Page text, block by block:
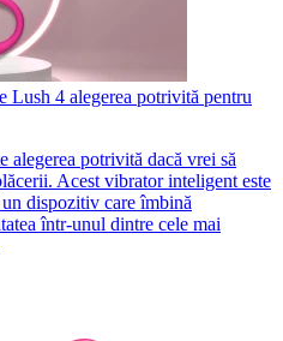
Lush 4 alegerea potrivită pentru
alegerea potrivită dacă vrei să
Acest vibrator inteligent este
dispozitiv care îmbină
într-unul dintre cele mai